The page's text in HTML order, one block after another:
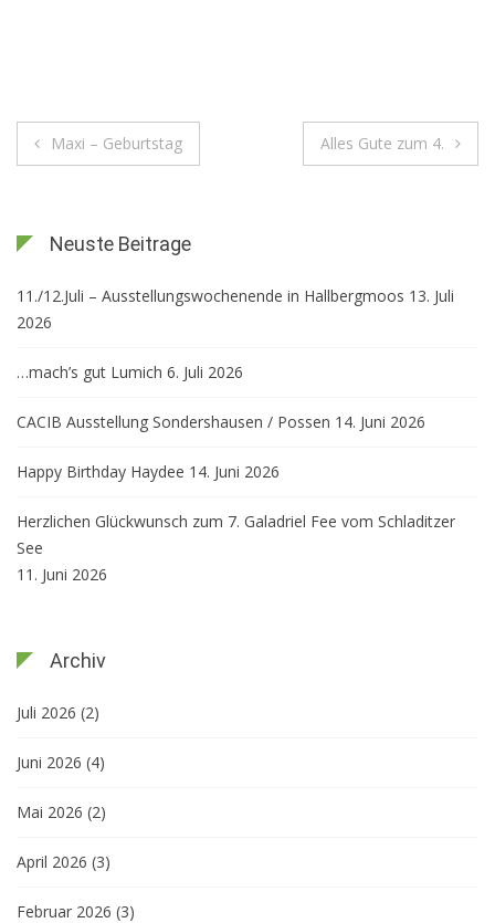
Beitragsnavigation
Maxi – Geburtstag Alles Gute zum 4.
Neuste Beitrage
11./12.Juli – Ausstellungswochenende in Hallbergmoos 13. Juli
2026
…mach’s gut Lumich 6. Juli 2026
CACIB Ausstellung Sondershausen / Possen 14. Juni 2026
Happy Birthday Haydee 14. Juni 2026
Herzlichen Glückwunsch zum 7. Galadriel Fee vom Schladitzer
See
11. Juni 2026
Archiv
Juli 2026 (2)
Juni 2026 (4)
Mai 2026 (2)
April 2026 (3)
Februar 2026 (3)